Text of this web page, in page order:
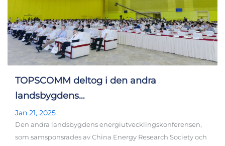
TOPSCOMM deltog i den andra
landsbygdens
energiutvecklingskonferensen
Jan 21, 2025
Den andra landsbygdens energiutvecklingskonferensen,
som samsponsrades av China Energy Research Society och